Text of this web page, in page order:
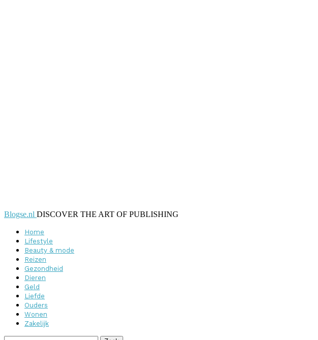
Blogse.nl DISCOVER THE ART OF PUBLISHING
Home
Lifestyle
Beauty & mode
Reizen
Gezondheid
Dieren
Geld
Liefde
Ouders
Wonen
Zakelijk